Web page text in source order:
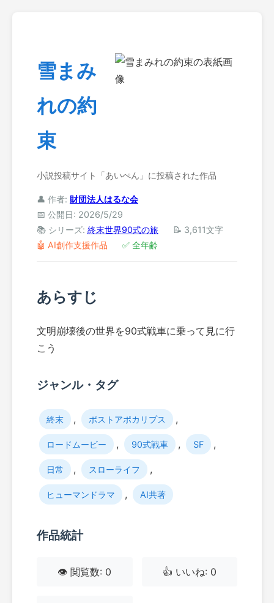
雪まみ
れの約
束
小説投稿サイト「あいぺん」に投稿された作品
👤 作者: 財団法人はるな会
📅 公開日: 2026/5/29
📚 シリーズ: 終末世界90式の旅
📝 3,611文字
🤖 AI創作支援作品
✅ 全年齢
あらすじ
文明崩壊後の世界を90式戦車に乗って見に行
こう
ジャンル・タグ
終末 , ポストアポカリプス ,
ロードムービー , 90式戦車 , SF ,
日常 , スローライフ ,
ヒューマンドラマ , AI共著
作品統計
👁️ 閲覧数: 0 👍 いいね: 0